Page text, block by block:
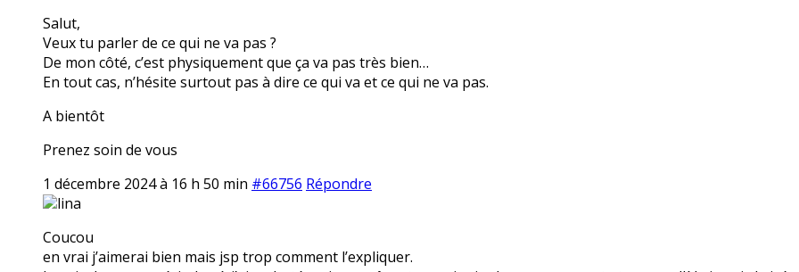
Salut,
Veux tu parler de ce qui ne va pas ?
De mon côté, c’est physiquement que ça va pas très bien…
En tout cas, n’hésite surtout pas à dire ce qui va et ce qui ne va pas.
A bientôt
Prenez soin de vous
1 décembre 2024 à 16 h 50 min #66756 Répondre
lina
Coucou
en vrai j’aimerai bien mais jsp trop comment l’expliquer.